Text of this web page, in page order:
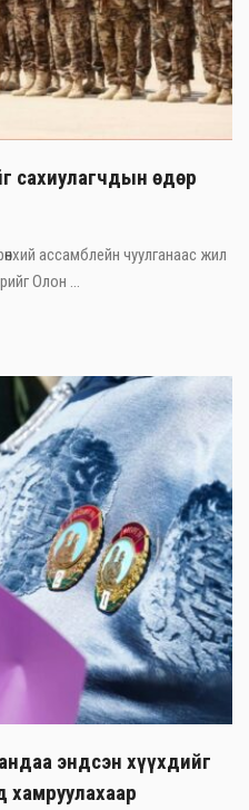
сахиулагчдын өдөр
ассамблейн чуулганаас жил
Олон ...
эндсэн хүүхдийг
хамруулахаар